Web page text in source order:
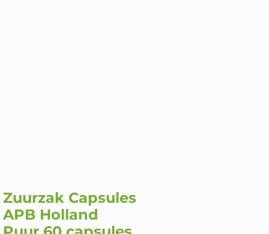
Zuurzak Capsules
APB Holland